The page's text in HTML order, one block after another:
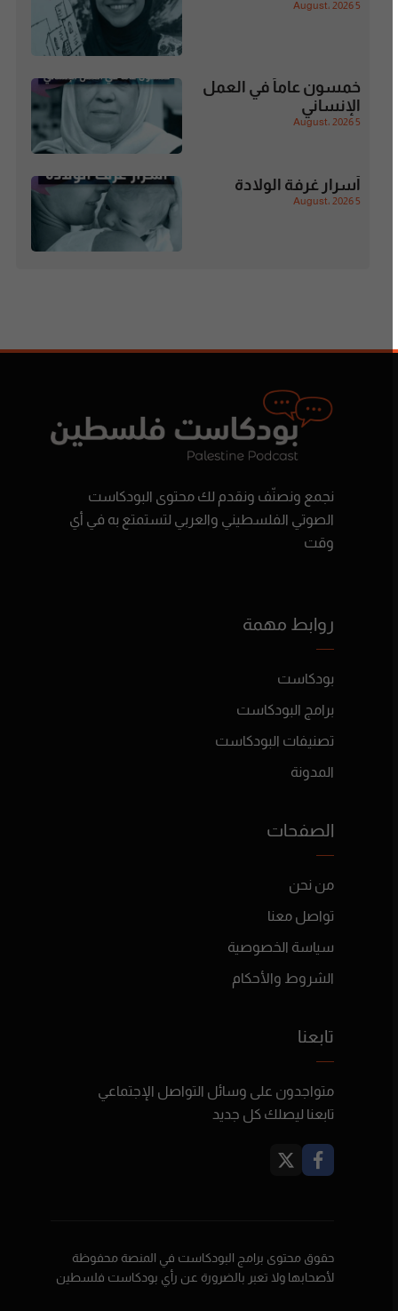
خمسون عاماً في العمل
الإنساني
أسرار غرفة الولادة
نجمع ونصنّف ونقدم لك محتوى البودكاست
الصوتي الفلسطيني والعربي لتستمتع به في أي
وقت
روابط مهمة
بودكاست
برامج البودكاست
تصنيفات البودكاست
المدونة
الصفحات
من نحن
تواصل معنا
سياسة الخصوصية
الشروط والأحكام
تابعنا
متواجدون على وسائل التواصل الإجتماعي
تابعنا ليصلك كل جديد
حقوق محتوى برامج البودكاست في المنصة محفوظة
لأصحابها ولا تعبر بالضرورة عن رأي بودكاست فلسطين